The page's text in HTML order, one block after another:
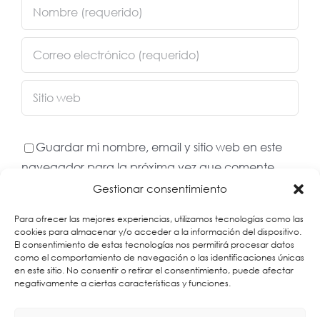
Gestionar consentimiento
Para ofrecer las mejores experiencias, utilizamos tecnologías como las
cookies para almacenar y/o acceder a la información del dispositivo.
El consentimiento de estas tecnologías nos permitirá procesar datos
como el comportamiento de navegación o las identificaciones únicas
en este sitio. No consentir o retirar el consentimiento, puede afectar
negativamente a ciertas características y funciones.
Guardar mi nombre, email y sitio web en este
navegador para la próxima vez que comente.